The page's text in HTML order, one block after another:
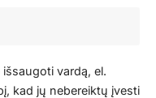
vardą, el.
kad jų nebereiktų įvesti